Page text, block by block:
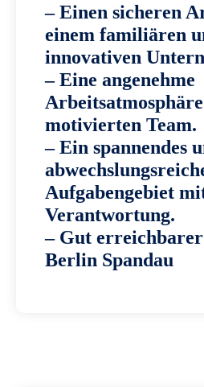
– Einen sicheren
einem familiären
innovativen
– Eine angenehme
motivierten Team.
– Ein spannendes
Aufgabengebiet
Verantwortung.
– Gut
Berlin Spandau